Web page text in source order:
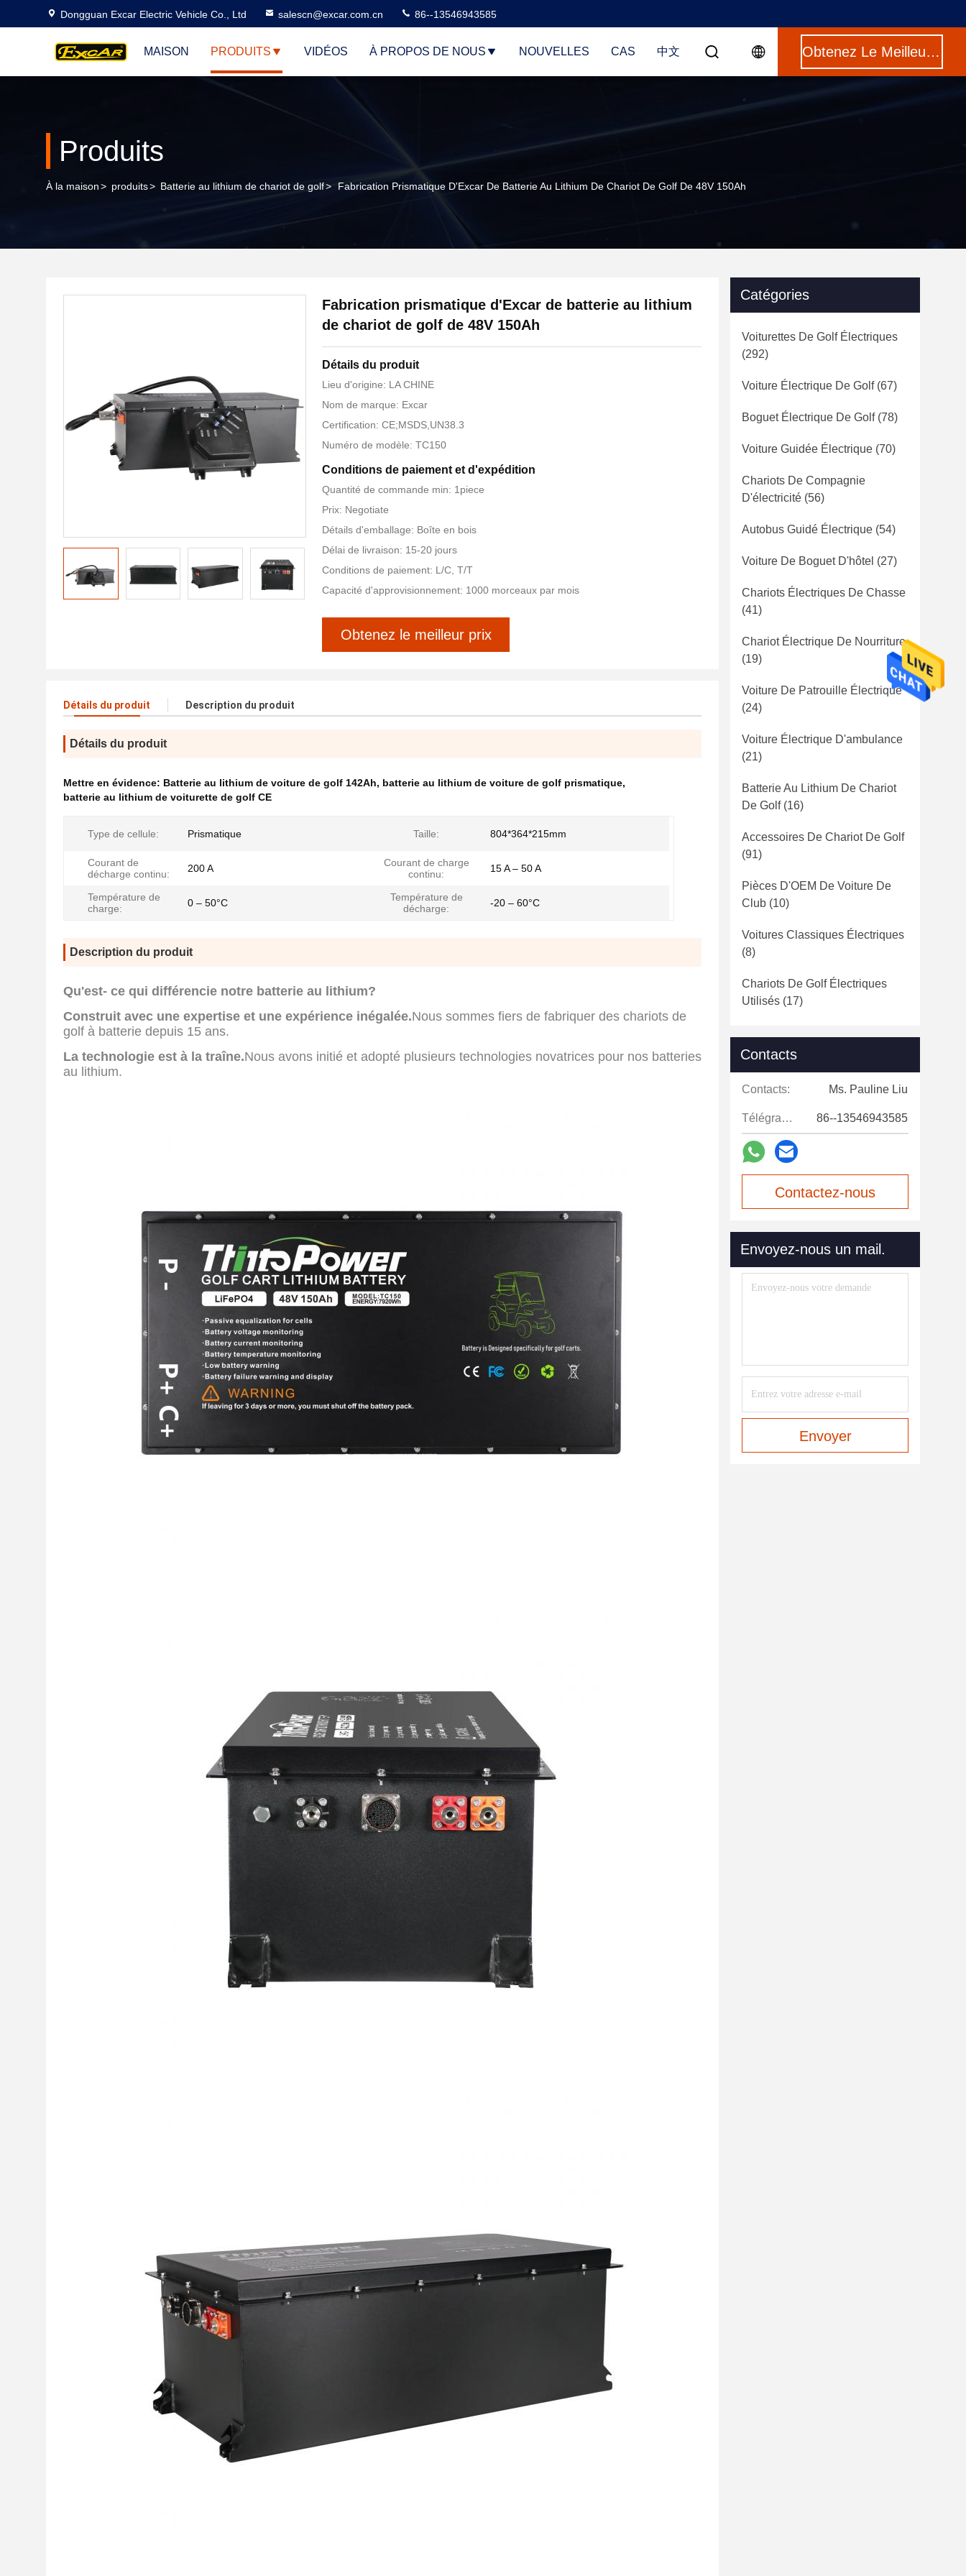
Dongguan Excar Electric Vehicle Co., Ltd salescn@excar.com.cn 86--13546943585
MAISON PRODUITS VIDÉOS À PROPOS DE NOUS NOUVELLES CAS 中文 Obtenez Le Meilleur Prix
Produits
À la maison> produits> Batterie au lithium de chariot de golf> Fabrication Prismatique D'Excar De Batterie Au Lithium De Chariot De Golf De 48V 150Ah
Fabrication prismatique d'Excar de batterie au lithium
de chariot de golf de 48V 150Ah
Détails du produit
Lieu d'origine: LA CHINE
Nom de marque: Excar
Certification: CE;MSDS,UN38.3
Numéro de modèle: TC150
Conditions de paiement et d'expédition
Quantité de commande min: 1piece
Prix: Negotiate
Détails d'emballage: Boîte en bois
Délai de livraison: 15-20 jours
Conditions de paiement: L/C, T/T
Capacité d'approvisionnement: 1000 morceaux par mois
Obtenez le meilleur prix
Détails du produit Description du produit
Détails du produit
Mettre en évidence: Batterie au lithium de voiture de golf 142Ah, batterie au lithium de voiture de golf prismatique,
batterie au lithium de voiturette de golf CE
Type de cellule: Prismatique Taille: 804*364*215mm
Courant de
décharge continu:
200 A
Courant de charge
continu:
15 A – 50 A
Température de
charge:
0 – 50°C
Température de
décharge:
-20 – 60°C
Description du produit
Qu'est- ce qui différencie notre batterie au lithium?
Construit avec une expertise et une expérience inégalée.Nous sommes fiers de fabriquer des chariots de
golf à batterie depuis 15 ans.
La technologie est à la traîne.Nous avons initié et adopté plusieurs technologies novatrices pour nos batteries
au lithium.
Catégories
Voiturettes De Golf Électriques
(292)
Voiture Électrique De Golf(67)
Boguet Électrique De Golf(78)
Voiture Guidée Électrique (70)
Chariots De Compagnie
D'électricité (56)
Autobus Guidé Électrique (54)
Voiture De Boguet D'hôtel (27)
Chariots Électriques De Chasse
(41)
Chariot Électrique De Nourriture
(19)
Voiture De Patrouille Électrique
(24)
Voiture Électrique D'ambulance
(21)
Batterie Au Lithium De Chariot
De Golf(16)
Accessoires De Chariot De Golf
(91)
Pièces D'OEM De Voiture De
Club (10)
Voitures Classiques Électriques
(8)
Chariots De Golf Électriques
Utilisés (17)
Contacts
Contacts: Ms. Pauline Liu
Télégramme: 86--13546943585
Contactez-nous
Envoyez-nous un mail.
Envoyer